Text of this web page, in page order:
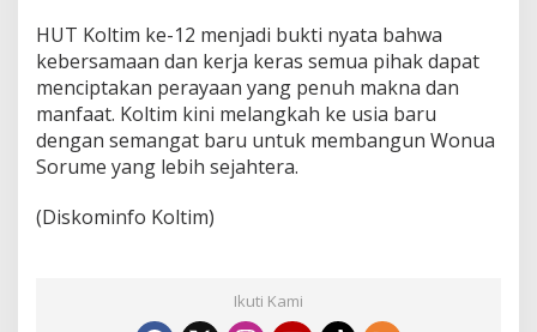
HUT Koltim ke-12 menjadi bukti nyata bahwa
kebersamaan dan kerja keras semua pihak dapat
menciptakan perayaan yang penuh makna dan
manfaat. Koltim kini melangkah ke usia baru
dengan semangat baru untuk membangun Wonua
Sorume yang lebih sejahtera.
(Diskominfo Koltim)
Ikuti Kami